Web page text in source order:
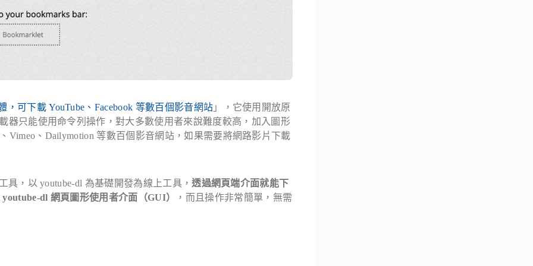
，可下載 YouTube、Facebook 等數百個影音網站 」，它使用開放原
器只能使用命令列操作，對大多數使用者來說難度較高，加入圖形
Vimeo、Dailymotion 等數百個影音網站，如果需要將網路影片下載
具，以 youtube-dl 為基礎開發為線上工具，透過網頁端介面就能下
dl 網頁圖形使用者介面（GUI）
，而且操作非常簡單，無需